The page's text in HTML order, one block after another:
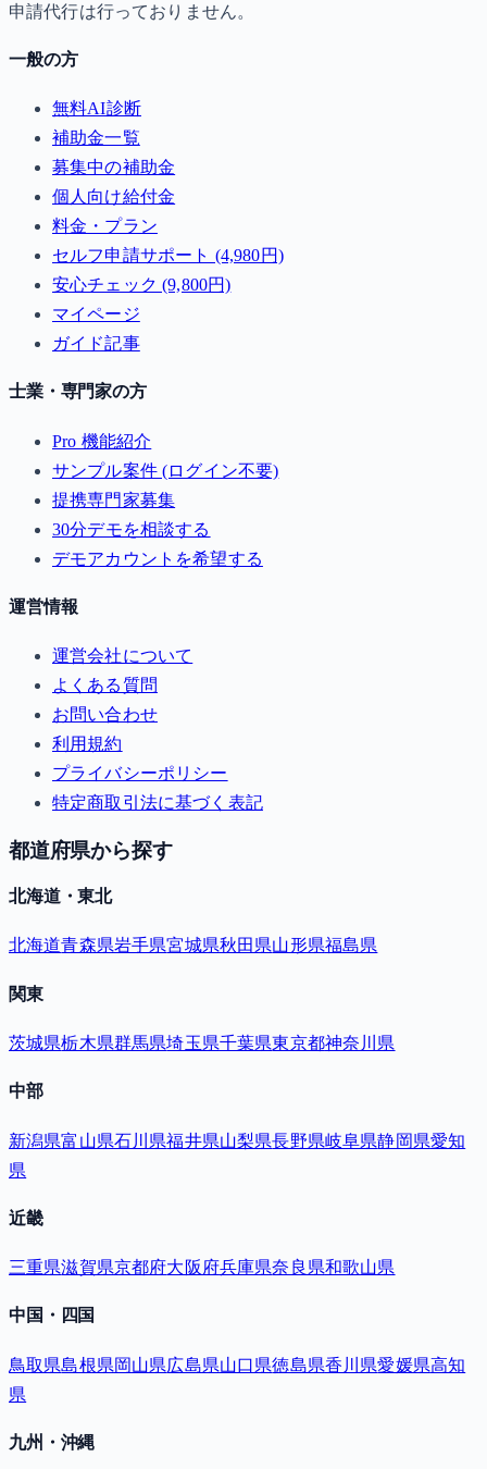
申請代行は行っておりません。
一般の方
無料AI診断
補助金一覧
募集中の補助金
個人向け給付金
料金・プラン
セルフ申請サポート (4,980円)
安心チェック (9,800円)
マイページ
ガイド記事
士業・専門家の方
Pro 機能紹介
サンプル案件 (ログイン不要)
提携専門家募集
30分デモを相談する
デモアカウントを希望する
運営情報
運営会社について
よくある質問
お問い合わせ
利用規約
プライバシーポリシー
特定商取引法に基づく表記
都道府県から探す
北海道・東北
北海道青森県岩手県宮城県秋田県山形県福島県
関東
茨城県栃木県群馬県埼玉県千葉県東京都神奈川県
中部
新潟県富山県石川県福井県山梨県長野県岐阜県静岡県愛知
県
近畿
三重県滋賀県京都府大阪府兵庫県奈良県和歌山県
中国・四国
鳥取県島根県岡山県広島県山口県徳島県香川県愛媛県高知
県
九州・沖縄